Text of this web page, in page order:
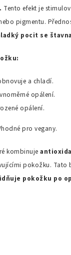
Tento efekt je
pigmentu.
pocit se
a chladí.
opálení.
opálení.
pro vegany.
kombinuje
pokožku. Tato
pokožku po